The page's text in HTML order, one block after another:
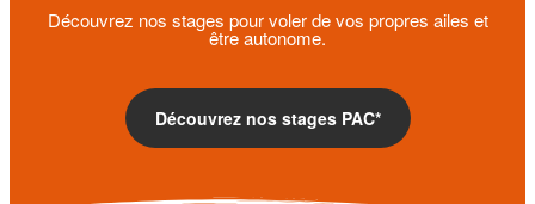
Découvrez nos stages pour voler de vos propres ailes et
être autonome.
Découvrez nos stages PAC*